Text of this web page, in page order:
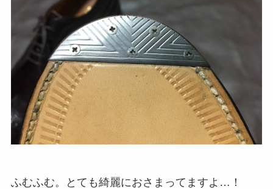
ふむふむ。とても綺麗におさまってますよ…！